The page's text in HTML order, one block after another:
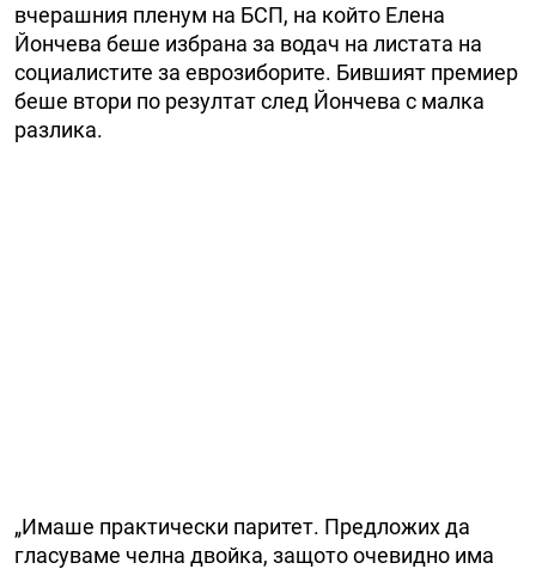
вчерашния пленум на БСП, на който Елена
Йончева беше избрана за водач на листата на
социалистите за еврозиборите. Бившият премиер
беше втори по резултат след Йончева с малка
разлика.
„Имаше практически паритет. Предложих да
гласуваме челна двойка, защото очевидно има